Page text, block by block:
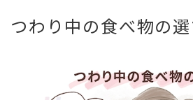
つわり中の食べ物の